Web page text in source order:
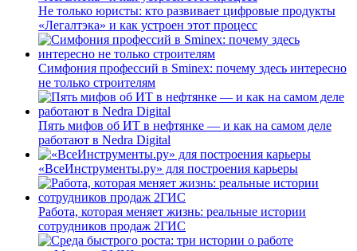
Не только юристы: кто развивает цифровые продукты
«Легалтэка» и как устроен этот процесс
Симфония профессий в Sminex: почему здесь интересно
не только строителям
Пять мифов об ИТ в нефтянке — и как на самом деле
работают в Nedra Digital
«ВсеИнструменты.ру» для построения карьеры
Работа, которая меняет жизнь: реальные истории
сотрудников продаж 2ГИС